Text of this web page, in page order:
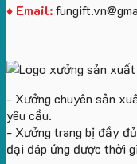
♦ Email:
- Xưởng chuyên sản
yêu cầu.
- Xưởng trang bị đầy
đại đáp ứng được thời